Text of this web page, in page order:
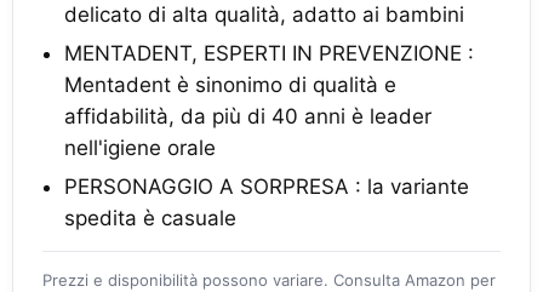
delicato di alta qualità, adatto ai bambini
MENTADENT, ESPERTI IN PREVENZIONE :
Mentadent è sinonimo di qualità e
affidabilità, da più di 40 anni è leader
nell'igiene orale
PERSONAGGIO A SORPRESA : la variante
spedita è casuale
Prezzi e disponibilità possono variare. Consulta Amazon per